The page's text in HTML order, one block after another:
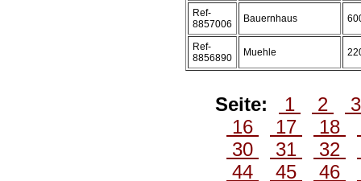
Ref-
8857006
Bauernhaus
Ref-
8856890
Muehle
Seite: 1 2
16
17 18
30
31 32
44
45 46